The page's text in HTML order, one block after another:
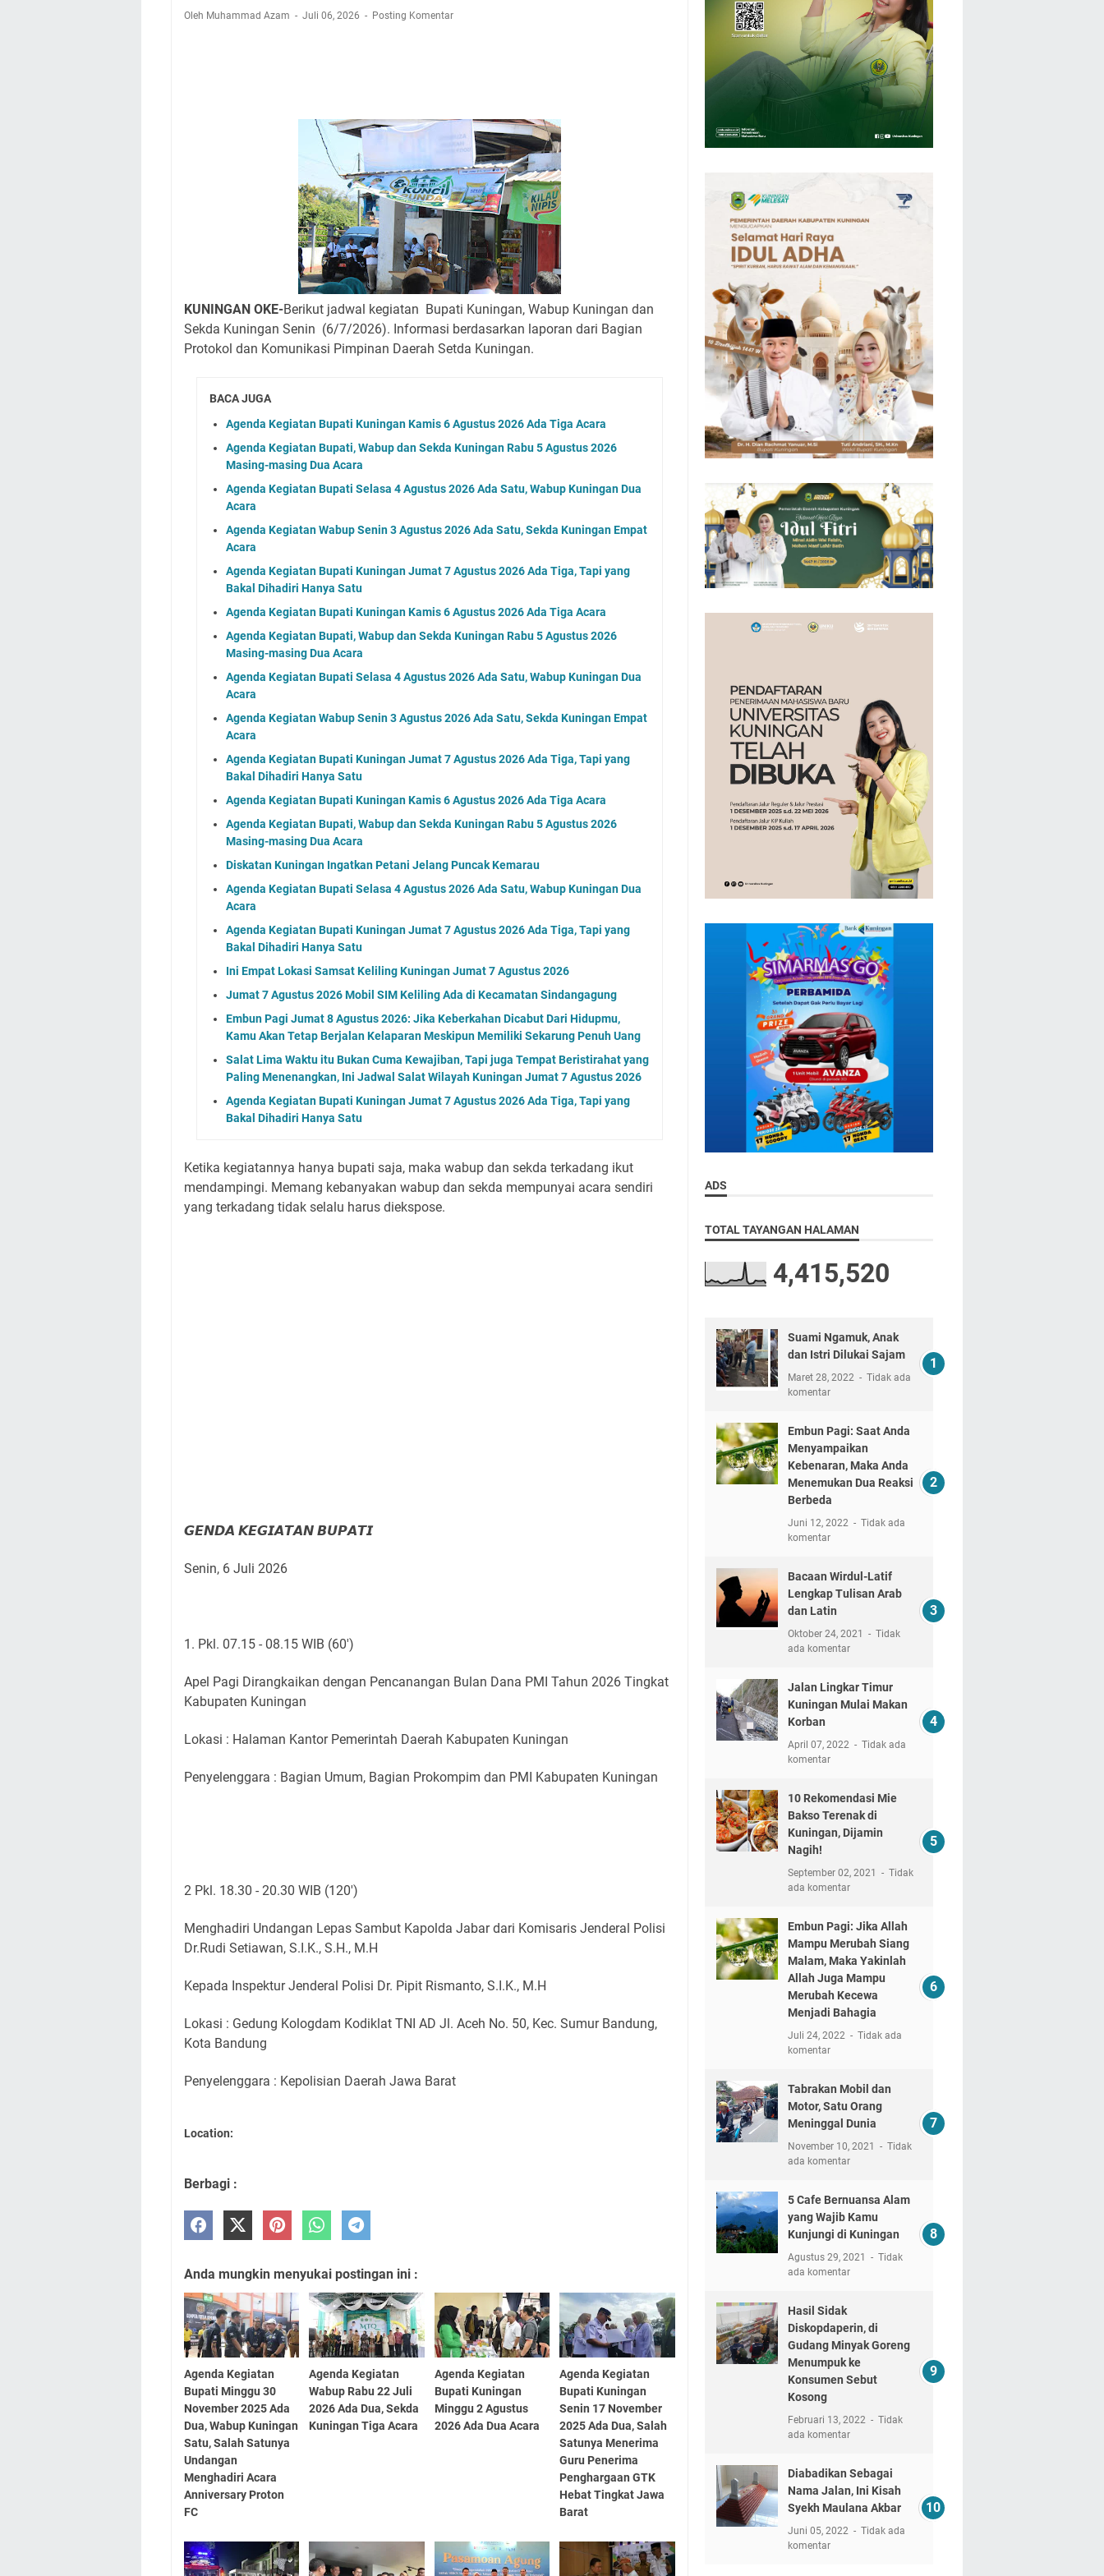
Warga Mulai Kesulitan Air Bersih Akibat Kekeringan, Polres Kuningan dan PAM Tirta
Agenda Kegiatan Bupati Kuningan Jumat 7 Agustus 2026 Ada Tiga, Tapi yang Bakal Dihadiri
Hanya Satu
Oleh Muhammad Azam Juli 06, 2026 Posting Komentar
KUNINGAN OKE-Berikut jadwal kegiatan Bupati Kuningan, Wabup Kuningan dan
Sekda Kuningan Senin (6/7/2026). Informasi berdasarkan laporan dari Bagian
Protokol dan Komunikasi Pimpinan Daerah Setda Kuningan.
BACA JUGA
Agenda Kegiatan Bupati Kuningan Kamis 6 Agustus 2026 Ada Tiga Acara
Agenda Kegiatan Bupati, Wabup dan Sekda Kuningan Rabu 5 Agustus 2026
Masing-masing Dua Acara
Agenda Kegiatan Bupati Selasa 4 Agustus 2026 Ada Satu, Wabup Kuningan Dua
Acara
Agenda Kegiatan Wabup Senin 3 Agustus 2026 Ada Satu, Sekda Kuningan Empat
Acara
Agenda Kegiatan Bupati Kuningan Jumat 7 Agustus 2026 Ada Tiga, Tapi yang
Bakal Dihadiri Hanya Satu
Agenda Kegiatan Bupati Kuningan Kamis 6 Agustus 2026 Ada Tiga Acara
Agenda Kegiatan Bupati, Wabup dan Sekda Kuningan Rabu 5 Agustus 2026
Masing-masing Dua Acara
Agenda Kegiatan Bupati Selasa 4 Agustus 2026 Ada Satu, Wabup Kuningan Dua
Acara
Agenda Kegiatan Wabup Senin 3 Agustus 2026 Ada Satu, Sekda Kuningan Empat
Acara
Agenda Kegiatan Bupati Kuningan Jumat 7 Agustus 2026 Ada Tiga, Tapi yang
Bakal Dihadiri Hanya Satu
Agenda Kegiatan Bupati Kuningan Kamis 6 Agustus 2026 Ada Tiga Acara
Agenda Kegiatan Bupati, Wabup dan Sekda Kuningan Rabu 5 Agustus 2026
Masing-masing Dua Acara
Diskatan Kuningan Ingatkan Petani Jelang Puncak Kemarau
Agenda Kegiatan Bupati Selasa 4 Agustus 2026 Ada Satu, Wabup Kuningan Dua
Acara
Agenda Kegiatan Bupati Kuningan Jumat 7 Agustus 2026 Ada Tiga, Tapi yang
Bakal Dihadiri Hanya Satu
Ini Empat Lokasi Samsat Keliling Kuningan Jumat 7 Agustus 2026
Jumat 7 Agustus 2026 Mobil SIM Keliling Ada di Kecamatan Sindangagung
Embun Pagi Jumat 8 Agustus 2026: Jika Keberkahan Dicabut Dari Hidupmu,
Kamu Akan Tetap Berjalan Kelaparan Meskipun Memiliki Sekarung Penuh Uang
Salat Lima Waktu itu Bukan Cuma Kewajiban, Tapi juga Tempat Beristirahat yang
Paling Menenangkan, Ini Jadwal Salat Wilayah Kuningan Jumat 7 Agustus 2026
Agenda Kegiatan Bupati Kuningan Jumat 7 Agustus 2026 Ada Tiga, Tapi yang
Bakal Dihadiri Hanya Satu
Ketika kegiatannya hanya bupati saja, maka wabup dan sekda terkadang ikut
mendampingi. Memang kebanyakan wabup dan sekda mempunyai acara sendiri
yang terkadang tidak selalu harus diekspose.
𝙂𝙀𝙉𝘿𝘼 𝙆𝙀𝙂𝙄𝘼𝙏𝘼𝙉 𝘽𝙐𝙋𝘼𝙏𝙄
Senin, 6 Juli 2026
1. Pkl. 07.15 - 08.15 WIB (60')
Apel Pagi Dirangkaikan dengan Pencanangan Bulan Dana PMI Tahun 2026 Tingkat
Kabupaten Kuningan
Lokasi : Halaman Kantor Pemerintah Daerah Kabupaten Kuningan
Penyelenggara : Bagian Umum, Bagian Prokompim dan PMI Kabupaten Kuningan
2 Pkl. 18.30 - 20.30 WIB (120')
Menghadiri Undangan Lepas Sambut Kapolda Jabar dari Komisaris Jenderal Polisi
Dr.Rudi Setiawan, S.I.K., S.H., M.H
Kepada Inspektur Jenderal Polisi Dr. Pipit Rismanto, S.I.K., M.H
Lokasi : Gedung Kologdam Kodiklat TNI AD Jl. Aceh No. 50, Kec. Sumur Bandung,
Kota Bandung
Penyelenggara : Kepolisian Daerah Jawa Barat
Location:
Berbagi :
Anda mungkin menyukai postingan ini :
Agenda Kegiatan
Bupati Minggu 30
November 2025 Ada
Dua, Wabup Kuningan
Satu, Salah Satunya
Undangan
Menghadiri Acara
Anniversary Proton
FC
Agenda Kegiatan
Wabup Rabu 22 Juli
2026 Ada Dua, Sekda
Kuningan Tiga Acara
Agenda Kegiatan
Bupati Kuningan
Minggu 2 Agustus
2026 Ada Dua Acara
Agenda Kegiatan
Bupati Kuningan
Senin 17 November
2025 Ada Dua, Salah
Satunya Menerima
Guru Penerima
Penghargaan GTK
Hebat Tingkat Jawa
Barat
ADS
TOTAL TAYANGAN HALAMAN
4,415,520
Suami Ngamuk, Anak
dan Istri Dilukai Sajam
Maret 28, 2022
Tidak ada
komentar
Embun Pagi: Saat Anda
Menyampaikan
Kebenaran, Maka Anda
Menemukan Dua Reaksi
Berbeda
Juni 12, 2022
Tidak ada
komentar
Bacaan Wirdul-Latif
Lengkap Tulisan Arab
dan Latin
Oktober 24, 2021
Tidak
ada komentar
Jalan Lingkar Timur
Kuningan Mulai Makan
Korban
April 07, 2022
Tidak ada
komentar
10 Rekomendasi Mie
Bakso Terenak di
Kuningan, Dijamin
Nagih!
September 02, 2021
Tidak
ada komentar
Embun Pagi: Jika Allah
Mampu Merubah Siang
Malam, Maka Yakinlah
Allah Juga Mampu
Merubah Kecewa
Menjadi Bahagia
Juli 24, 2022
Tidak ada
komentar
Tabrakan Mobil dan
Motor, Satu Orang
Meninggal Dunia
November 10, 2021
Tidak
ada komentar
5 Cafe Bernuansa Alam
yang Wajib Kamu
Kunjungi di Kuningan
Agustus 29, 2021
Tidak
ada komentar
Hasil Sidak
Diskopdaperin, di
Gudang Minyak Goreng
Menumpuk ke
Konsumen Sebut
Kosong
Februari 13, 2022
Tidak
ada komentar
Diabadikan Sebagai
Nama Jalan, Ini Kisah
Syekh Maulana Akbar
Juni 05, 2022
Tidak ada
komentar